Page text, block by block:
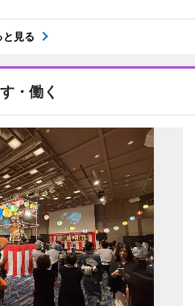
と見る
・働く